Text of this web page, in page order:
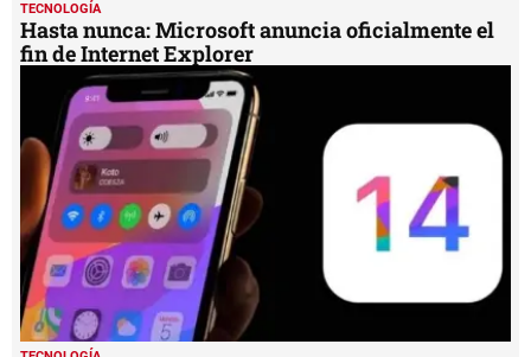
TECNOLOGÍA
Hasta nunca: Microsoft anuncia oficialmente el
fin de Internet Explorer